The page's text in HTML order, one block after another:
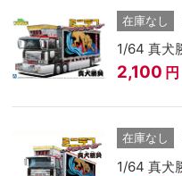
在庫なし
1/64 真犬
2,100 円
在庫なし
1/64 真犬